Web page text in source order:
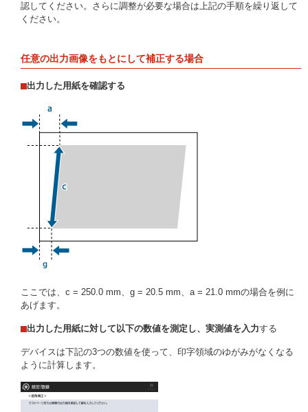
認してください。さらに調整が必要な場合は上記の手順を繰り返して
ください。
任意の出力画像をもとにして補正する場合
出力した用紙を確認する
ここでは、c = 250.0 mm、g = 20.5 mm、a = 21.0 mmの場合を例に
あげます。
出力した用紙に対して以下の数値を測定し、実測値を入力する
デバイスは下記の3つの数値を使って、印字領域のゆがみがなくなる
ように計算します。